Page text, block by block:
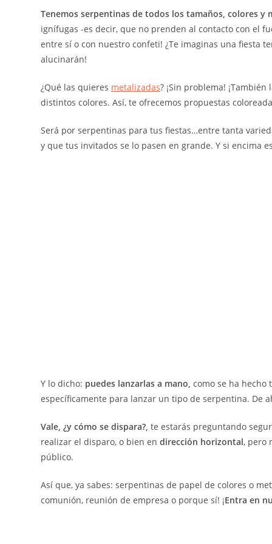
Tenemos serpentinas de todos los tamaños, colores y
ignífugas -es decir, que no prenden al contacto con el
entre sí o con nuestro confeti! ¿Te imaginas una fiesta
alucinarán!
¿Qué las quieres metalizadas? ¡Sin problema!
distintos colores. Así, te ofrecemos propuestas
Será por serpentinas para tus fiestas…entre tanta
y que tus invitados se lo pasen en grande. Y si encima
Y lo dicho: puedes lanzarlas a mano, como se ha hecho
específicamente para lanzar un tipo de serpentina. De
Vale, ¿y cómo se dispara?, te estarás preguntando
realizar el disparo, o bien en dirección horizontal, pero
público.
Así que, ya sabes: serpentinas de papel de colores o
comunión, reunión de empresa o porque sí! ¡Entra en